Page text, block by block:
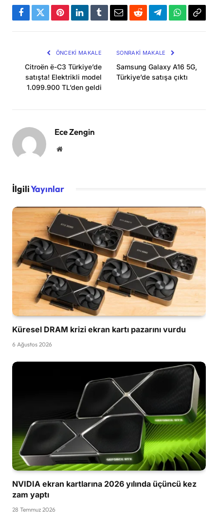
Facebook
TwitterPinterestLinkedInTumblrEmailRedditTelegramWhatsApp
ÖNCEKI MAKALE
Citroën ë-C3 Türkiye’de
satışta! Elektrikli model
1.099.900 TL’den geldi
SONRAKI MAKALE
Samsung Galaxy A16 5G,
Türkiye’de satışa çıktı
Ece Zengin
Website
İlgiliYayınlar
Küresel DRAM krizi ekran kartı pazarını vurdu
6 Ağustos 2026
NVIDIA ekran kartlarına 2026 yılında üçüncü kez
zam yaptı
28 Temmuz 2026